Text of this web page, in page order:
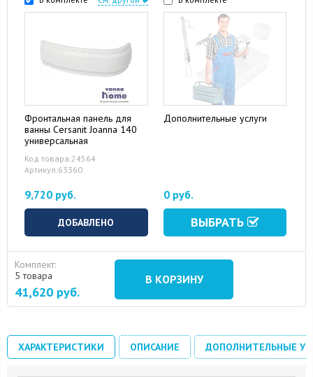
15 August 2024
Фронтальная панель для
ванны Cersanit Joanna 140
универсальная
Код товара:24564
Артикул:63360
9,720 руб.
ДОБАВЛЕНО
Дополнительные услуги
0 руб.
ВЫБРАТЬ
Комплект:
5 товара
41,620 руб.
В КОРЗИНУ
ХАРАКТЕРИСТИКИ ОПИСАНИЕ ДОПОЛНИТЕЛЬНЫЕ